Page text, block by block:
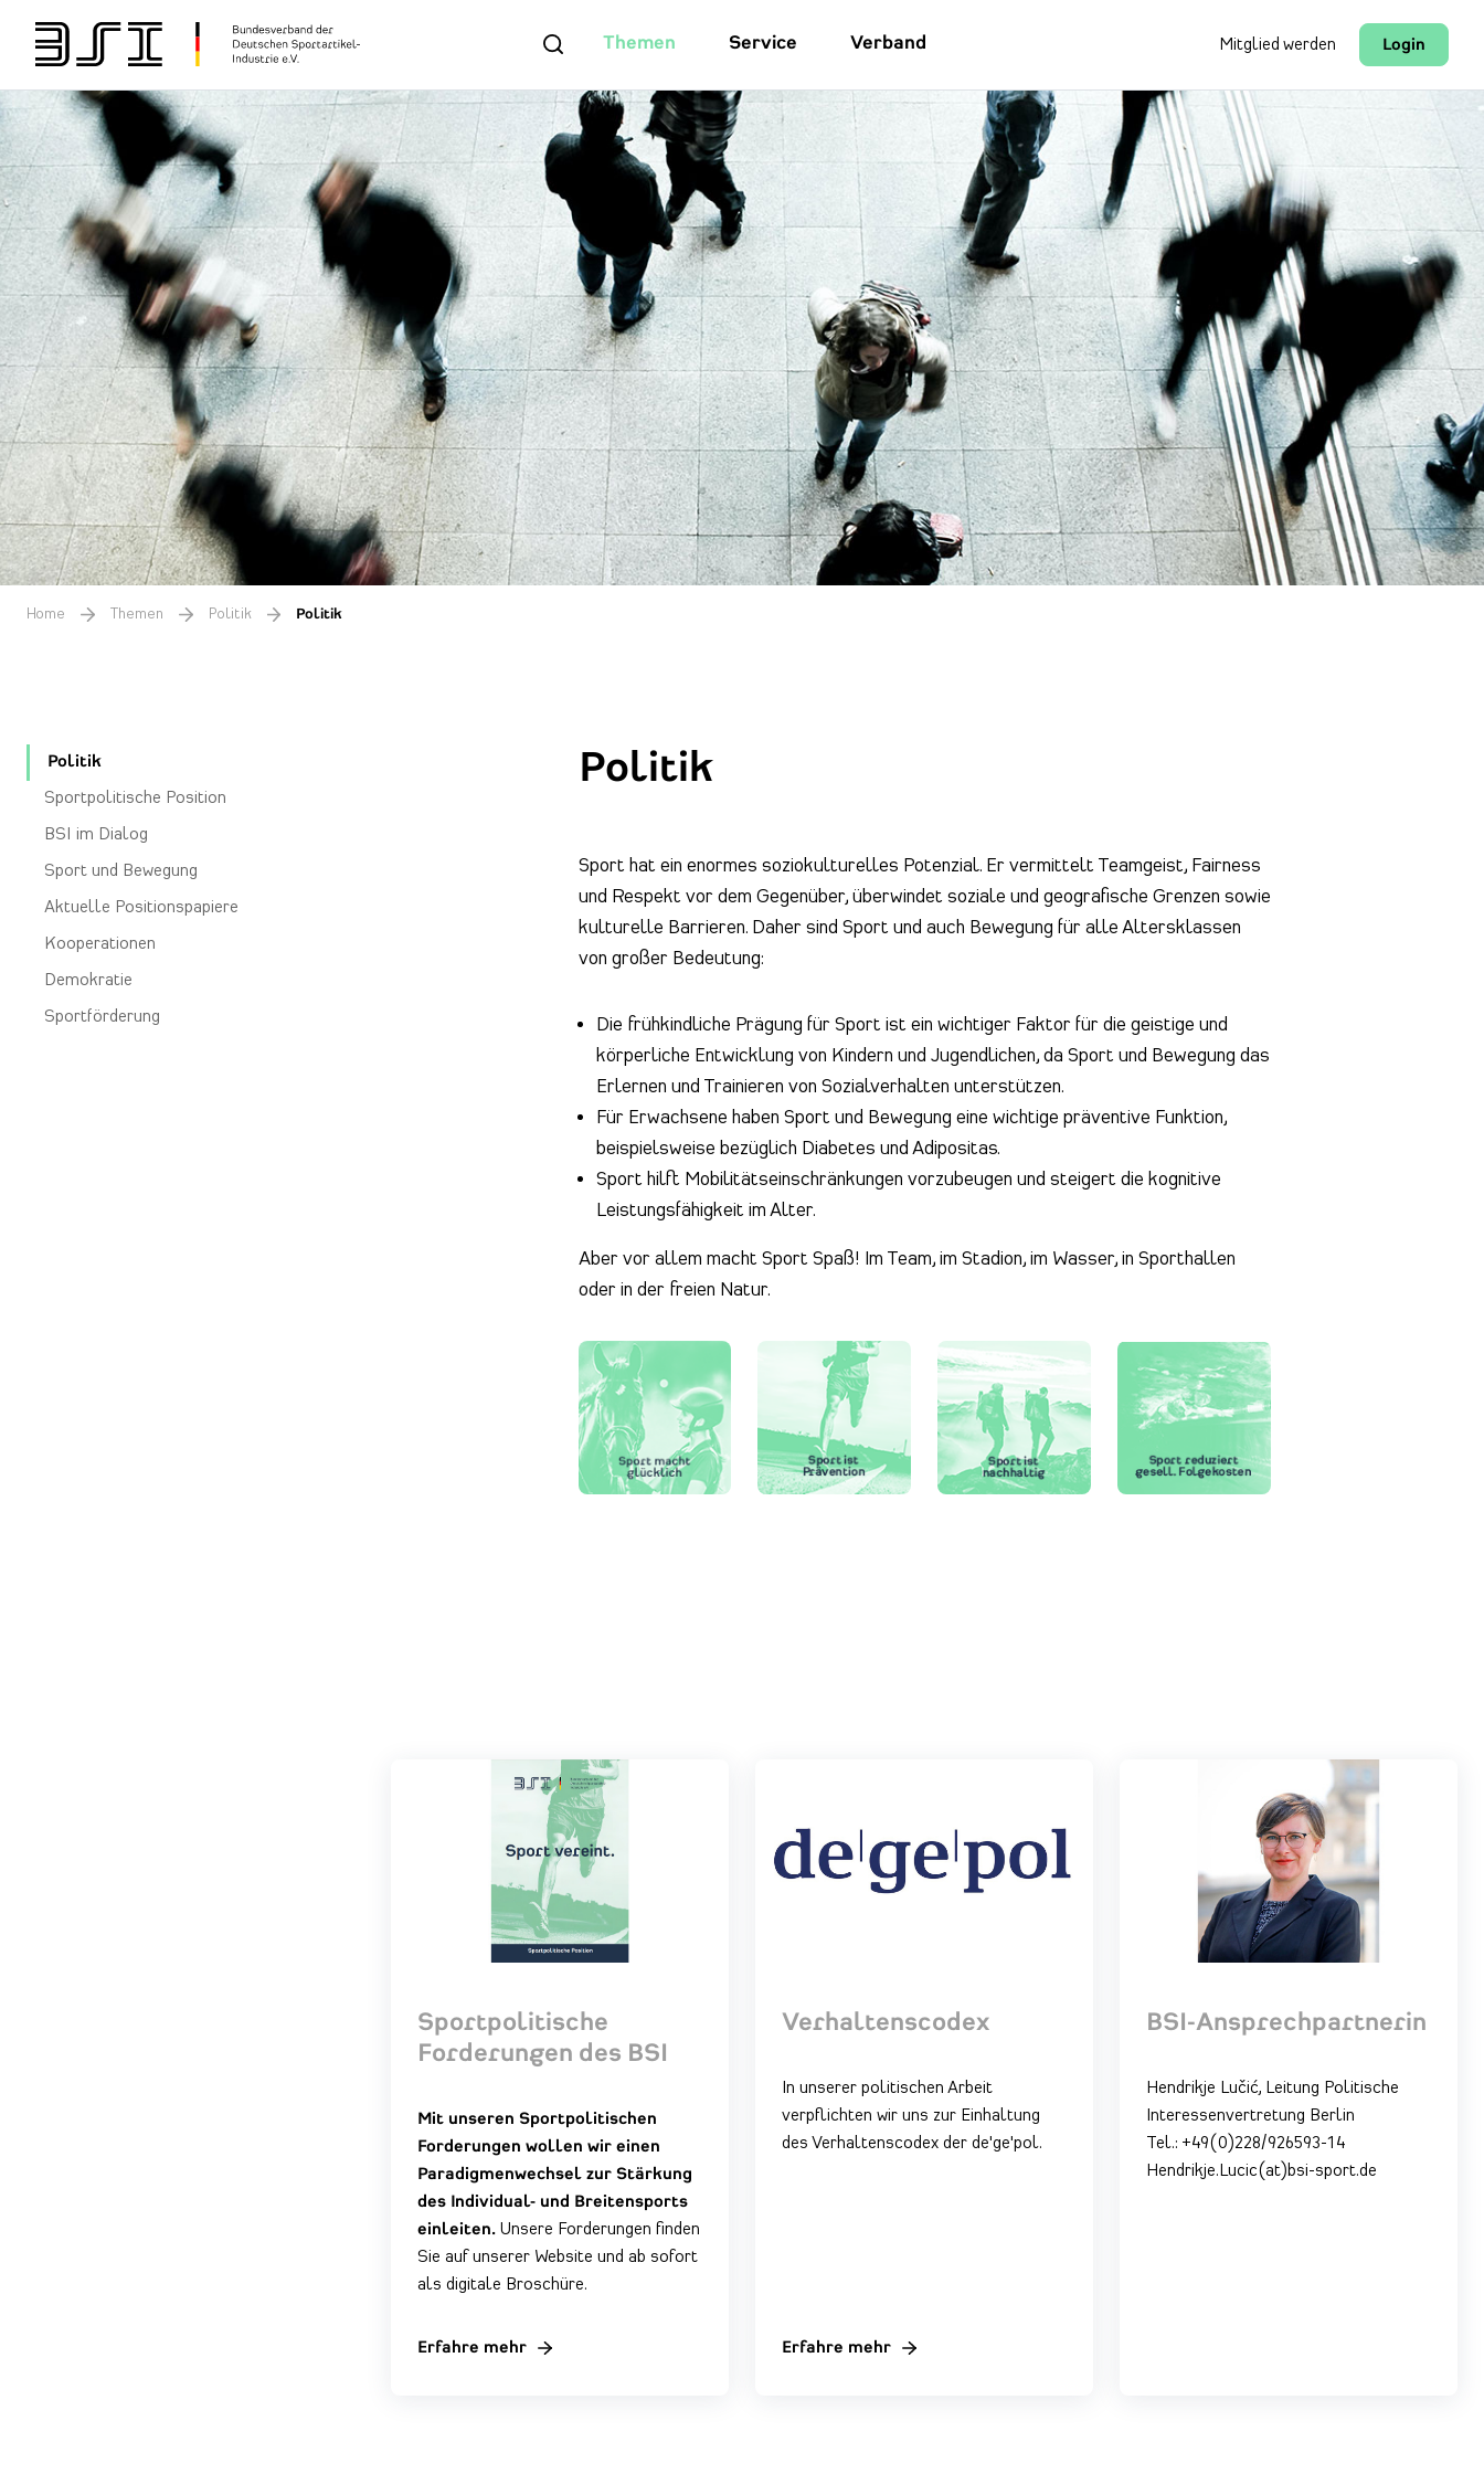
Themen Service Verband Mitglied werden Login
Home Themen Politik Politik
Politik
Sportpolitische Position
BSI im Dialog
Sport und Bewegung
Aktuelle Positionspapiere
Kooperationen
Demokratie
Sportförderung
Politik
Sport hat ein enormes soziokulturelles Potenzial. Er vermittelt Teamgeist, Fairness
und Respekt vor dem Gegenüber, überwindet soziale und geografische Grenzen sowie
kulturelle Barrieren. Daher sind Sport und auch Bewegung für alle Altersklassen
von großer Bedeutung:
Die frühkindliche Prägung für Sport ist ein wichtiger Faktor für die geistige und
körperliche Entwicklung von Kindern und Jugendlichen, da Sport und Bewegung das
Erlernen und Trainieren von Sozialverhalten unterstützen.
Für Erwachsene haben Sport und Bewegung eine wichtige präventive Funktion,
beispielsweise bezüglich Diabetes und Adipositas.
Sport hilft Mobilitätseinschränkungen vorzubeugen und steigert die kognitive
Leistungsfähigkeit im Alter.
Aber vor allem macht Sport Spaß! Im Team, im Stadion, im Wasser, in Sporthallen
oder in der freien Natur.
Sportpolitische
Forderungen des BSI
Mit unseren Sportpolitischen
Forderungen wollen wir einen
Paradigmenwechsel zur Stärkung
des Individual- und Breitensports
einleiten. Unsere Forderungen finden
Sie aufunserer Website und ab sofort
als digitale Broschüre.
Erfahre mehr
Verhaltenscodex
In unserer politischen Arbeit
verpflichten wir uns zur Einhaltung
des Verhaltenscodex der de'ge'pol.
Erfahre mehr
BSI-Ansprechpartnerin
Hendrikje Lučić, Leitung Politische
Interessenvertretung Berlin
Tel.: +49(0)228/926593-14
Hendrikje.Lucic(at)bsi-sport.de